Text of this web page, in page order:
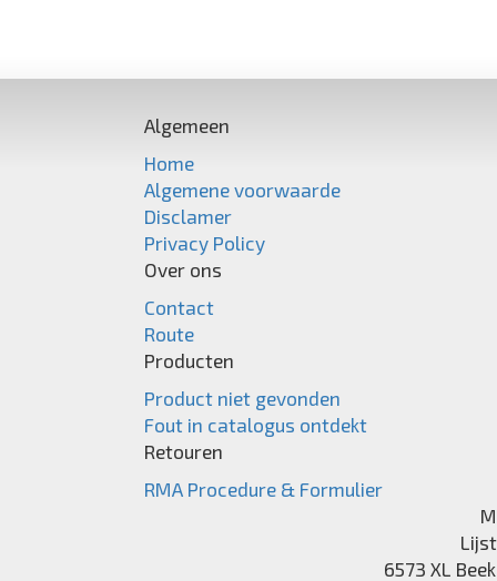
Algemeen
Home
Algemene voorwaarde
Disclamer
Privacy Policy
Over ons
Contact
Route
Producten
Product niet gevonden
Fout in catalogus ontdekt
Retouren
RMA Procedure & Formulier
6573 XL